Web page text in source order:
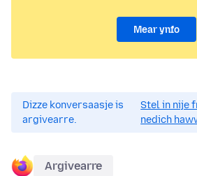
Mear ynfo
Dizze konversaasje is
argivearre.
Stel in nije
nedich
Argivearre